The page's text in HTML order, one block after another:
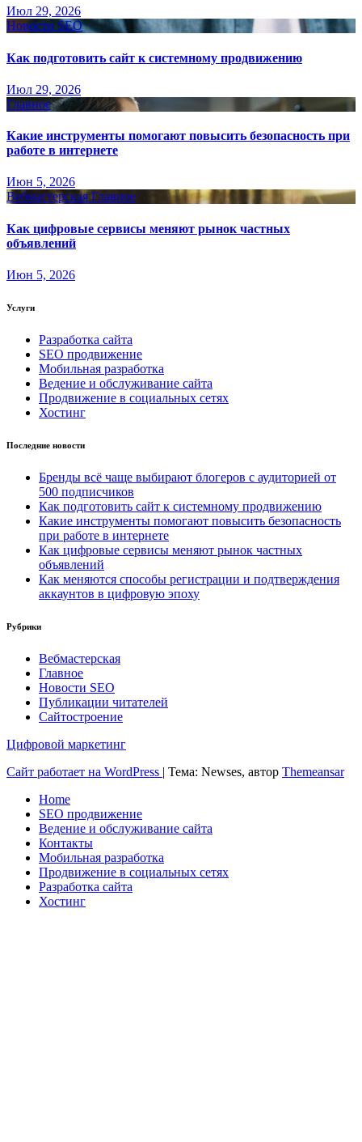
Июл 29, 2026
Новости SEO
Как подготовить сайт к системному продвижению
Июл 29, 2026
Главное
Какие инструменты помогают повысить безопасность при
работе в интернете
Июн 5, 2026
Вебмастерская Главное
Как цифровые сервисы меняют рынок частных
объявлений
Июн 5, 2026
Услуги
Разработка сайта
SEO продвижение
Мобильная разработка
Ведение и обслуживание сайта
Продвижение в социальных сетях
Хостинг
Последние новости
Бренды всё чаще выбирают блогеров с аудиторией от
500 подписчиков
Как подготовить сайт к системному продвижению
Какие инструменты помогают повысить безопасность
при работе в интернете
Как цифровые сервисы меняют рынок частных
объявлений
Как меняются способы регистрации и подтверждения
аккаунтов в цифровую эпоху
Рубрики
Вебмастерская
Главное
Новости SEO
Публикации читателей
Сайтостроение
Цифровой маркетинг
Сайт работает на WordPress | Тема: Newses, автор Themeansar
Home
SEO продвижение
Ведение и обслуживание сайта
Контакты
Мобильная разработка
Продвижение в социальных сетях
Разработка сайта
Хостинг